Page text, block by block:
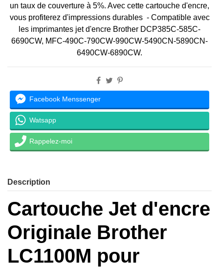
un taux de couverture à 5%. Avec cette cartouche d'encre,
vous profiterez d'impressions durables - Compatible avec
les imprimantes jet d'encre Brother DCP385C-585C-
6690CW, MFC-490C-790CW-990CW-5490CN-5890CN-
6490CW-6890CW.
Facebook Menssenger
Watsapp
Rappelez-moi
Description
Cartouche Jet d'encre
Originale Brother
LC1100M pour